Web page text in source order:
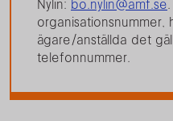
Nylin: bo.nylin@amf.se
organisationsnummer,
ägare/anställda det
telefonnummer.